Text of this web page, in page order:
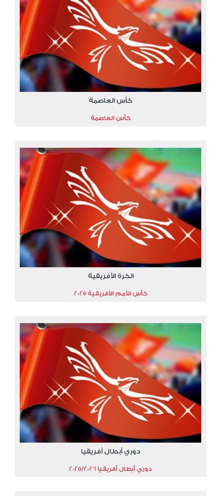
كأس العاصمة
كأس العاصمة
الكرة الأفريقية
كأس الأمم الأفريقية 2025
دوري أبطال أفريقيا
دوري أبطال أفريقيا 2025/2026